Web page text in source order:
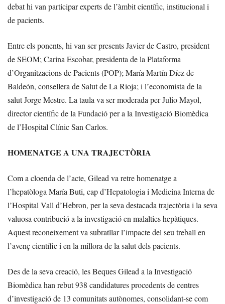
debat hi van participar experts de l’àmbit científic, institucional i
de pacients.
Entre els ponents, hi van ser presents Javier de Castro, president
de SEOM; Carina Escobar, presidenta de la Plataforma
d’Organitzacions de Pacients (POP); María Martín Díez de
Baldeón, consellera de Salut de La Rioja; i l’economista de la
salut Jorge Mestre. La taula va ser moderada per Julio Mayol,
director científic de la Fundació per a la Investigació Biomèdica
de l’Hospital Clínic San Carlos.
HOMENATGE A UNA TRAJECTÒRIA
Com a cloenda de l’acte, Gilead va retre homenatge a
l’hepatòloga María Buti, cap d’Hepatologia i Medicina Interna de
l’Hospital Vall d’Hebron, per la seva destacada trajectòria i la seva
valuosa contribució a la investigació en malalties hepàtiques.
Aquest reconeixement va subratllar l’impacte del seu treball en
l’avenç científic i en la millora de la salut dels pacients.
Des de la seva creació, les Beques Gilead a la Investigació
Biomèdica han rebut 938 candidatures procedents de centres
d’investigació de 13 comunitats autònomes, consolidant-se com